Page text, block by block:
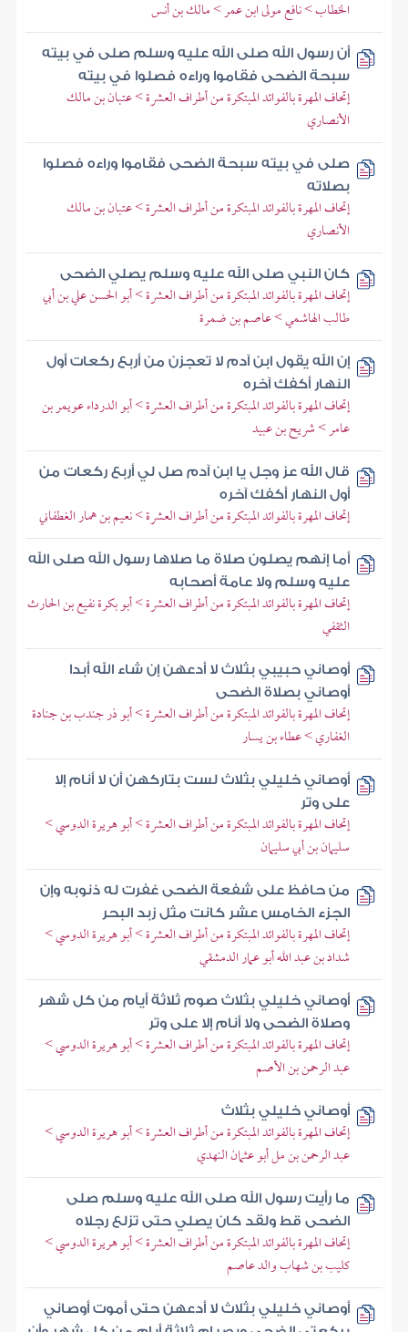
الخطاب > نافع مولى ابن عمر > مالك بن أنس
أن رسول الله صلى الله عليه وسلم صلى في بيته
سبحة الضحى فقاموا وراءه فصلوا في بيته
إتحاف المهرة بالفوائد المبتكرة من أطراف العشرة > عتبان بن مالك
الأنصاري
صلى في بيته سبحة الضحى فقاموا وراءه فصلوا
بصلاته
إتحاف المهرة بالفوائد المبتكرة من أطراف العشرة > عتبان بن مالك
الأنصاري
كان النبي صلى الله عليه وسلم يصلي الضحى
إتحاف المهرة بالفوائد المبتكرة من أطراف العشرة > أبو الحسن علي بن أبي
طالب الهاشمي > عاصم بن ضمرة
إن الله يقول ابن آدم لا تعجزن من أربع ركعات أول
النهار أكفك آخره
إتحاف المهرة بالفوائد المبتكرة من أطراف العشرة > أبو الدرداء عويمر بن
عامر > شريح بن عبيد
قال الله عز وجل يا ابن آدم صل لي أربع ركعات من
أول النهار أكفك آخره
إتحاف المهرة بالفوائد المبتكرة من أطراف العشرة > نعيم بن همار الغطفاني
أما إنهم يصلون صلاة ما صلاها رسول الله صلى الله
عليه وسلم ولا عامة أصحابه
إتحاف المهرة بالفوائد المبتكرة من أطراف العشرة > أبو بكرة نفيع بن الحارث
الثقفي
أوصاني حبيبي بثلاث لا أدعهن إن شاء الله أبدا
أوصاني بصلاة الضحى
إتحاف المهرة بالفوائد المبتكرة من أطراف العشرة > أبو ذر جندب بن جنادة
الغفاري > عطاء بن يسار
أوصاني خليلي بثلاث لست بتاركهن أن لا أنام إلا
على وتر
إتحاف المهرة بالفوائد المبتكرة من أطراف العشرة > أبو هريرة الدوسي >
سليمان بن أبي سليمان
من حافظ على شفعة الضحى غفرت له ذنوبه وإن
الجزء الخامس عشر كانت مثل زبد البحر
إتحاف المهرة بالفوائد المبتكرة من أطراف العشرة > أبو هريرة الدوسي >
شداد بن عبد الله أبو عمار الدمشقي
أوصاني خليلي بثلاث صوم ثلاثة أيام من كل شهر
وصلاة الضحى ولا أنام إلا على وتر
إتحاف المهرة بالفوائد المبتكرة من أطراف العشرة > أبو هريرة الدوسي >
عبد الرحمن بن الأصم
أوصاني خليلي بثلاث
إتحاف المهرة بالفوائد المبتكرة من أطراف العشرة > أبو هريرة الدوسي >
عبد الرحمن بن مل أبو عثمان النهدي
ما رأيت رسول الله صلى الله عليه وسلم صلى
الضحى قط ولقد كان يصلي حتى تزلع رجلاه
إتحاف المهرة بالفوائد المبتكرة من أطراف العشرة > أبو هريرة الدوسي >
كليب بن شهاب والد عاصم
أوصاني خليلي بثلاث لا أدعهن حتى أموت أوصاني